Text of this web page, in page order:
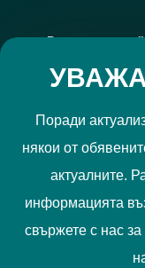
Поради
някои от
актуалните.
информацията
свържете с нас
Прочетох и
Ние използваме